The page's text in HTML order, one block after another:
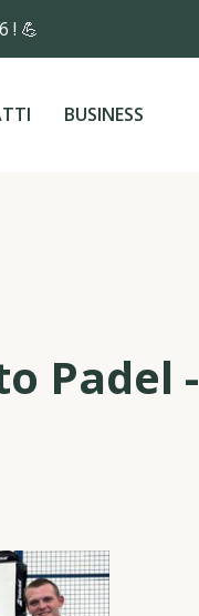
! 💪
BUSINESS
Padel -